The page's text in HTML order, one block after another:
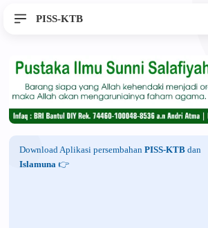
PISS-KTB
Download Aplikasi persembahan PISS-KTB dan
Islamuna 👉